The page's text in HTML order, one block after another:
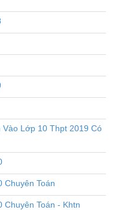
Lớp 10 Thpt 2019 Có
Chuyên Toán
Toán - Khtn